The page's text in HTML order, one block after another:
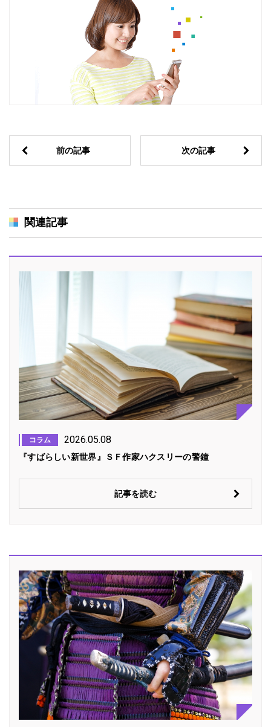
前の記事 次の記事
関連記事
コラム 2026.05.08
『すばらしい新世界』ＳＦ作家ハクスリーの警鐘
記事を読む